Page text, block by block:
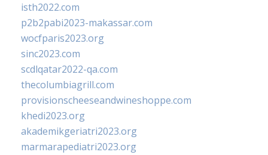
isth2022.com
p2b2pabi2023-makassar.com
wocfparis2023.org
sinc2023.com
scdlqatar2022-qa.com
thecolumbiagrill.com
provisionscheeseandwineshoppe.com
khedi2023.org
akademikgeriatri2023.org
marmarapediatri2023.org